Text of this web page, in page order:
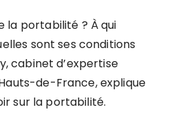
la portabilité ? À qui
sont ses conditions
cabinet d’expertise
de-France, explique
sur la portabilité.